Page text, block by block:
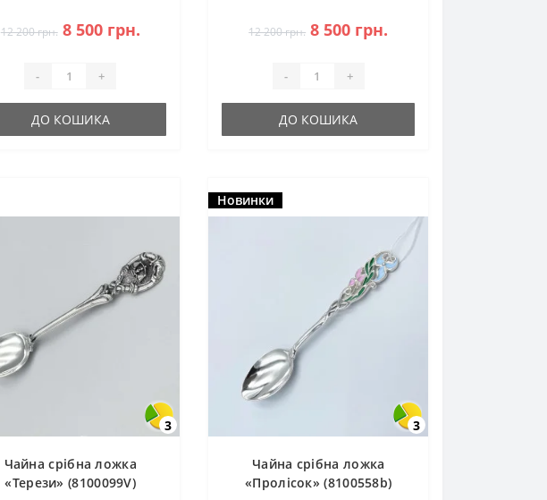
12 200 грн. 8 500 грн.
- +
ДО КОШИКА
12 200 грн. 8 500 грн.
- +
ДО КОШИКА
3
Чайна срібна ложка
«Терези» (8100099V)
Новинки
3
Чайна срібна ложка
«Пролісок» (8100558b)